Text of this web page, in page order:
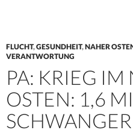
FLUCHT,GESUNDHEIT,NAHER
VERANTWORTUNG
PA: KRIEG IM
OSTEN: 1,6